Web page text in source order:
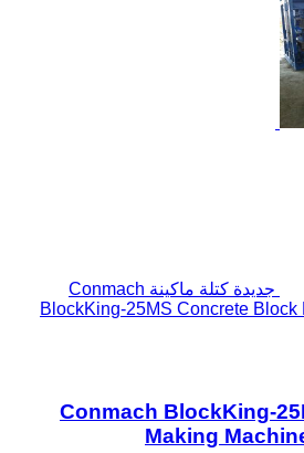
جديدة كتلة ماكينة Conmach
BlockKing-25MS Concrete
Conmach BlockKing-
Making